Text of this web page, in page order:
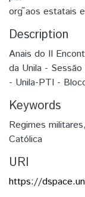
org ̃aos estatais
Description
Anais do II
da Unila -
- Unila-PTI -
Keywords
Regimes militares,
Católica
URI
https://